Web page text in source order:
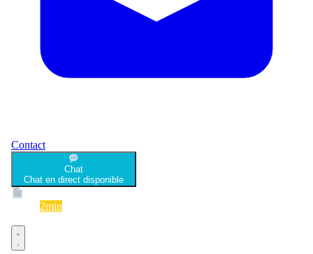
Contact
Chat
Chat en direct disponible
2min